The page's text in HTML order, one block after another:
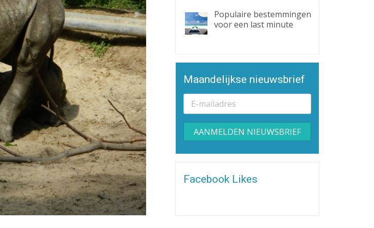
Populaire bestemmingen
voor een last minute
Maandelijkse nieuwsbrief
Alternative:
Facebook Likes